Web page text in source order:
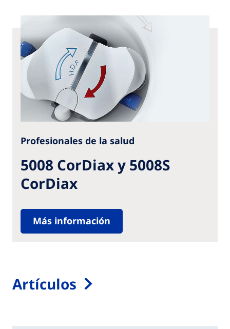
Profesionales de la salud
5008 CorDiax y 5008S
CorDiax
Más información
Artículos